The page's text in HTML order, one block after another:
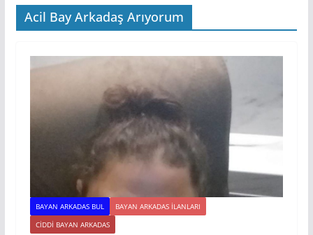
Acil Bay Arkadaş Arıyorum
BAYAN ARKADAS BUL
BAYAN ARKADAS ILANLARI
CIDDI BAYAN ARKADAS